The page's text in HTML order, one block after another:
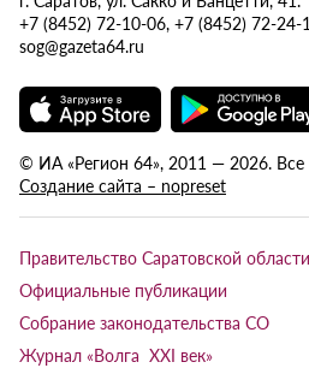
+7 (8452) 72-10-06, +7 (8452) 72-24-
sog@gazeta64.ru
© ИА «Регион 64», 2011 — 2026.
Создание сайта – nopreset
Правительство Саратовской области
Официальные публикации
Собрание законодательства СО
Журнал «Волга XXI век»